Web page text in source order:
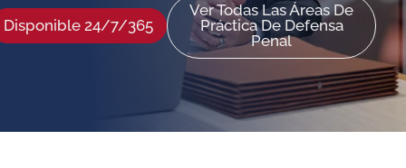
Disponible 24/7/365
Ver Todas Las Áreas De
Práctica De Defensa
Penal